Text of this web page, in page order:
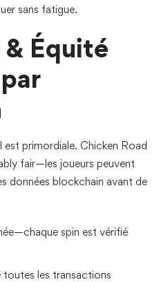
sans fatigue.
Équité
primordiale. Chicken Road
fair—les joueurs peuvent
données blockchain avant de
spin est vérifié
les transactions